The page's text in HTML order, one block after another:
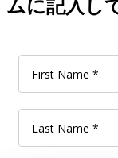
ムに記入し